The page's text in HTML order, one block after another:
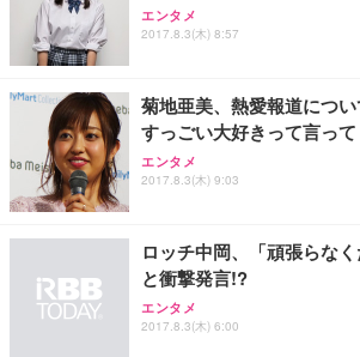
エンタメ
2017.8.3(木) 8:57
菊地亜美、熱愛報道につ
すっごい大好きって言って
エンタメ
2017.8.3(木) 9:03
ロッチ中岡、「頑張らなく
と衝撃発言!?
エンタメ
2017.8.3(木) 6:00